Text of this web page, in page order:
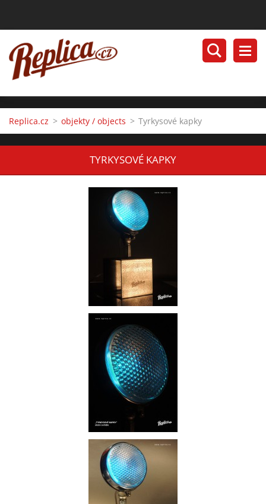
Replica.cz > objekty / objects > Tyrkysové kapky
TYRKYSOVÉ KAPKY